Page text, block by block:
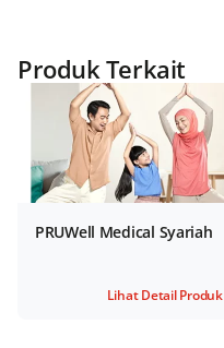
Produk Terkait
PRUWell Medical Syariah
Lihat Detail Produk